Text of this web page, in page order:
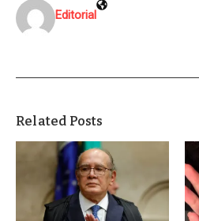
Editorial
Related Posts